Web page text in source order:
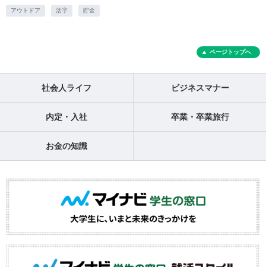
アウトドア 活字 貯金
ページトップへ
社会人ライフ ビジネスマナー
内定・入社 卒業・卒業旅行
お金の知識